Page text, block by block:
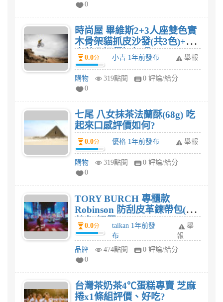
0
時尚屋 畢維斯2+3人座雙色實
木骨架貓抓皮沙發(共3色)+本
森茶几評價如何呢?
0.0分 小吉 1年前發布 舉報
購物 319點閱
0 評論/給分
0
七尾 八女抹茶法蘭酥(68g) 吃
起來口感評價如何?
0.0分 優格 1年前發布 舉報
購物 319點閱
0 評論/給分
0
TORY BURCH 專櫃款
Robinson 防刮皮革鍊帶包(奶
茶色)評價
0.0分
taikan 1年前發
布
舉
報
品牌
474點閱
0 評論/給分
0
台灣茶奶茶4℃蛋糕專賣 芝麻
捲x1條組評價、好吃?